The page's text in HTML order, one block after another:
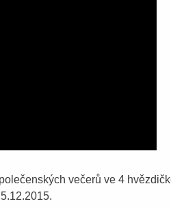
večerů ve 4